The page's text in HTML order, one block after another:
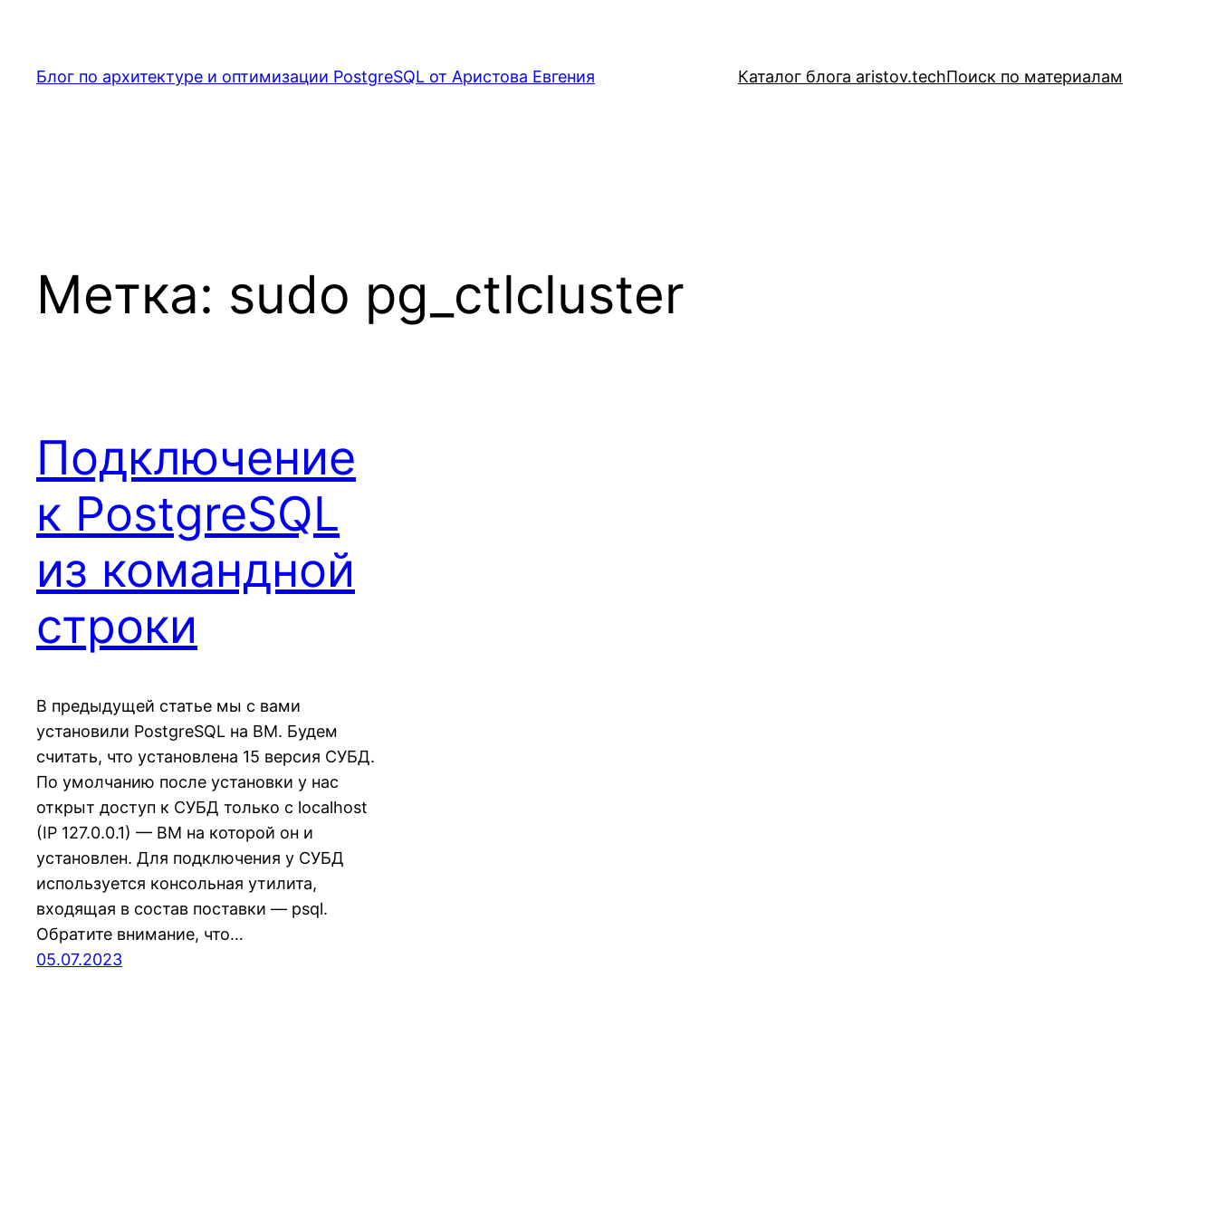
содержимому
Блог по архитектуре и оптимизации PostgreSQL от Аристова Евгения Каталог блога aristov.techПоиск по материалам
Метка: sudo pg_ctlcluster
Подключение
к PostgreSQL
из командной
строки
В предыдущей статье мы с вами
установили PostgreSQL на ВМ. Будем
считать, что установлена 15 версия СУБД.
По умолчанию после установки у нас
открыт доступ к СУБД только с localhost
(IP 127.0.0.1) — ВМ на которой он и
установлен. Для подключения у СУБД
используется консольная утилита,
входящая в состав поставки — psql.
Обратите внимание, что…
05.07.2023